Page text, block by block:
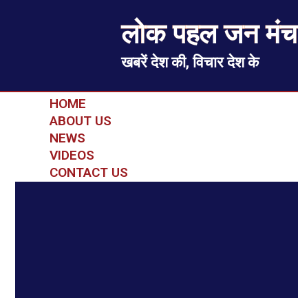
लोक पहल जन मंच
खबरें देश की, विचार देश के
HOME
ABOUT US
NEWS
VIDEOS
CONTACT US